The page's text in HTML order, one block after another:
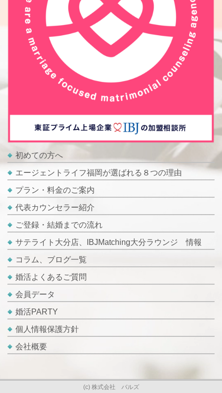
初めての方へ
エージェントライフ福岡が選ばれる８つの理由
プラン・料金のご案内
代表カウンセラー紹介
ご登録・結婚までの流れ
サテライト大分店、IBJMatching大分ラウンジ 情報
コラム、ブログ一覧
婚活よくあるご質問
会員データ
婚活PARTY
個人情報保護方針
会社概要
(c) 株式会社 バルズ